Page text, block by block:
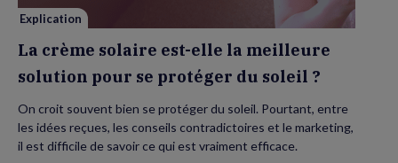
protéger
soleil
Explication
La crème solaire est-elle la meilleure
solution pour se protéger du soleil ?
On croit souvent bien se protéger du soleil. Pourtant, entre
les idées reçues, les conseils contradictoires et le marketing,
il est difficile de savoir ce qui est vraiment efficace.